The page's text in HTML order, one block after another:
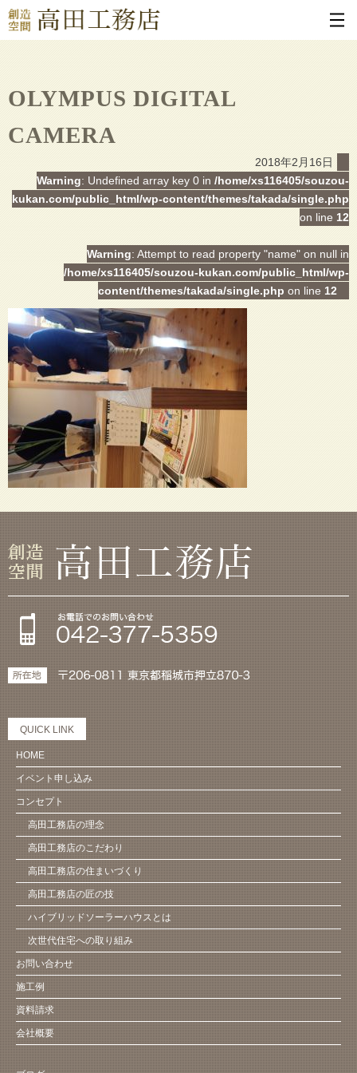
OLYMPUS DIGITAL
CAMERA
2018年2月16日
Warning: Undefined array key 0 in /home/xs116405/souzou-
kukan.com/public_html/wp-content/themes/takada/single.php
on line 12
Warning: Attempt to read property "name" on null in
/home/xs116405/souzou-kukan.com/public_html/wp-
content/themes/takada/single.php on line 12
QUICK LINK
HOME
イベント申し込み
コンセプト
高田工務店の理念
高田工務店のこだわり
高田工務店の住まいづくり
高田工務店の匠の技
ハイブリッドソーラーハウスとは
次世代住宅への取り組み
お問い合わせ
施工例
資料請求
会社概要